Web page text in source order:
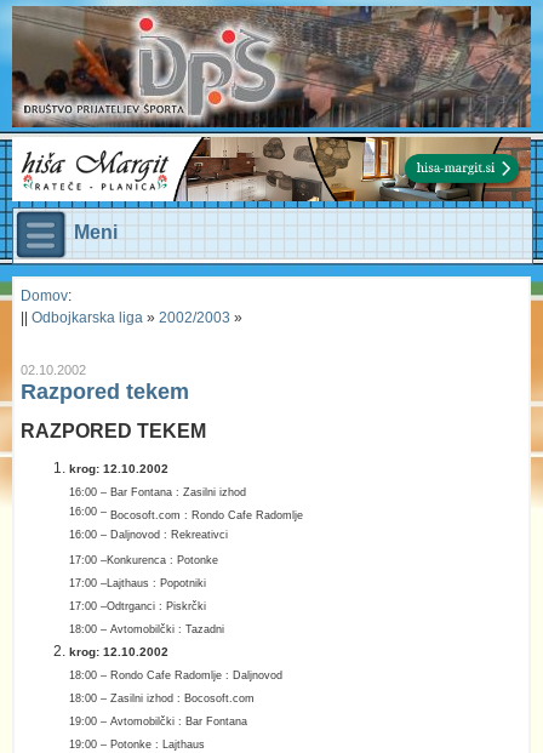
Meni
Domov:
Odbojkarska liga » 2002/2003 »
02.10.2002
Razpored tekem
RAZPORED TEKEM
krog: 12.10.2002
16:00 – Bar Fontana : Zasilni izhod
16:00 – Bocosoft.com : Rondo Cafe Radomlje
16:00 – Daljnovod : Rekreativci
17:00 –Konkurenca : Potonke
17:00 – Lajthaus : Popotniki
17:00 –Odtrganci : Piskrčki
18:00 – Avtomobilčki : Tazadni
krog: 12.10.2002
18:00 – Rondo Cafe Radomlje : Daljnovod
18:00 – Zasilni izhod : Bocosoft.com
19:00 – Avtomobilčki : Bar Fontana
19:00 – Potonke : Lajthaus